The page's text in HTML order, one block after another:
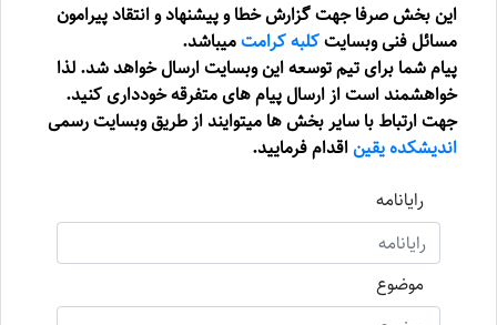
این بخش صرفا جهت گزارش خطا و پیشنهاد و انتقاد پیرامون
مسائل فنی وبسایتکلبه کرامتمیباشد.
پیام شما برای تیم توسعه این وبسایت ارسال خواهد شد. لذا
خواهشمند است از ارسال پیام های متفرقه خودداری کنید.
جهت ارتباط با سایر بخش ها میتوایند از طریق وبسایت رسمی
اندیشکده یقیناقدام فرمایید.
رایانامه
موضوع